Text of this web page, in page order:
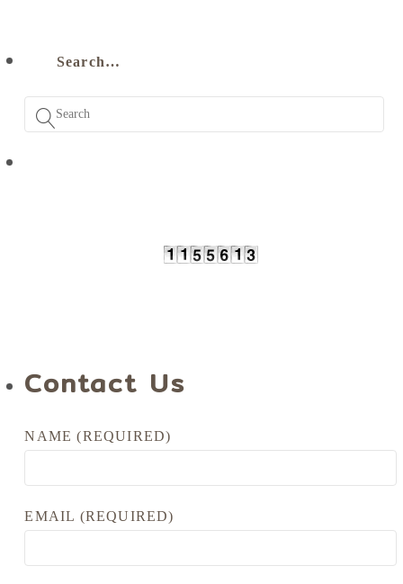
Search…
Contact Us
NAME (REQUIRED)
EMAIL (REQUIRED)